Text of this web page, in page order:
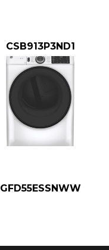
CSB913P3ND1
GFD55ESSNWW